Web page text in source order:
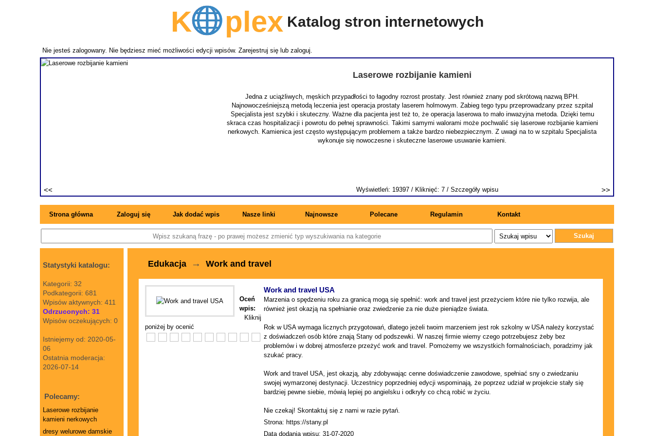
Kplex Katalog stron internetowych
Nie jesteś zalogowany. Nie będziesz mieć możliwości edycji wpisów. Zarejestruj się lub zaloguj.
Laserowe rozbijanie kamieni
Jedna z uciążliwych, męskich przypadłości to łagodny rozrost prostaty. Jest również znany pod skrótową nazwą BPH.
Najnowocześniejszą metodą leczenia jest operacja prostaty laserem holmowym. Zabieg tego typu przeprowadzany przez szpital
Specjalista jest szybki i skuteczny. Ważne dla pacjenta jest też to, że operacja laserowa to mało inwazyjna metoda. Dzięki temu
skraca czas hospitalizacji i powrotu do pełnej sprawności. Takimi samymi walorami może pochwalić się laserowe rozbijanie kamieni
nerkowych. Kamienica jest często występującym problemem a także bardzo niebezpiecznym. Z uwagi na to w szpitalu Specjalista
wykonuje się nowoczesne i skuteczne laserowe usuwanie kamieni.
Wyświetleń: 19397 / Kliknięć: 7 / Szczegóły wpisu
Strona główna Zaloguj się Jak dodać wpis Nasze linki Najnowsze Polecane Regulamin Kontakt
Szukaj
Statystyki katalogu:
Kategorii: 32
Podkategorii: 681
Wpisów aktywnych: 411
Odrzuconych: 31
Wpisów oczekujących: 0
Istniejemy od: 2020-05-
06
Ostatnia moderacja:
2026-07-14
Polecamy:
Laserowe rozbijanie
kamieni nerkowych
dresy welurowe damskie
Edukacja → Work and travel
Oceń
wpis:
Kliknij
poniżej by ocenić
Work and travel USA
Marzenia o spędzeniu roku za granicą mogą się spełnić: work and travel jest przeżyciem które nie tylko rozwija, ale
również jest okazją na spełnianie oraz zwiedzenie za nie duże pieniądze świata.
Rok w USA wymaga licznych przygotowań, dlatego jeżeli twoim marzeniem jest rok szkolny w USA należy korzystać
z doświadczeń osób które znają Stany od podszewki. W naszej firmie wiemy czego potrzebujesz żeby bez
problemów i w dobrej atmosferze przeżyć work and travel. Pomożemy we wszystkich formalnościach, poradzimy jak
szukać pracy.
Work and travel USA, jest okazją, aby zdobywając cenne doświadczenie zawodowe, spełniać sny o zwiedzaniu
swojej wymarzonej destynacji. Uczestnicy poprzedniej edycji wspominają, że poprzez udział w projekcie stały się
bardziej pewne siebie, mówią lepiej po angielsku i odkryły co chcą robić w życiu.
Nie czekaj! Skontaktuj się z nami w razie pytań.
Strona: https://stany.pl
Data dodania wpisu: 31-07-2020